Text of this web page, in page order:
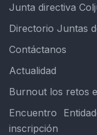
Junta directiva
Directorio Juntas
Contáctanos
Actualidad
Burnout los retos
Encuentro
inscripción